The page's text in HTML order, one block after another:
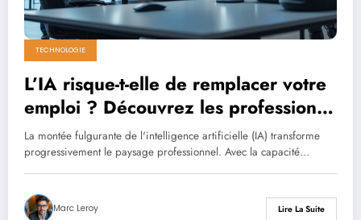
TECHNOLOGIE
L’IA risque-t-elle de remplacer votre
emploi ? Découvrez les professions
les plus vulnérables face à cette
révolution technologique.
La montée fulgurante de l'intelligence artificielle (IA) transforme
progressivement le paysage professionnel. Avec la capacité…
Marc Leroy Lire La Suite